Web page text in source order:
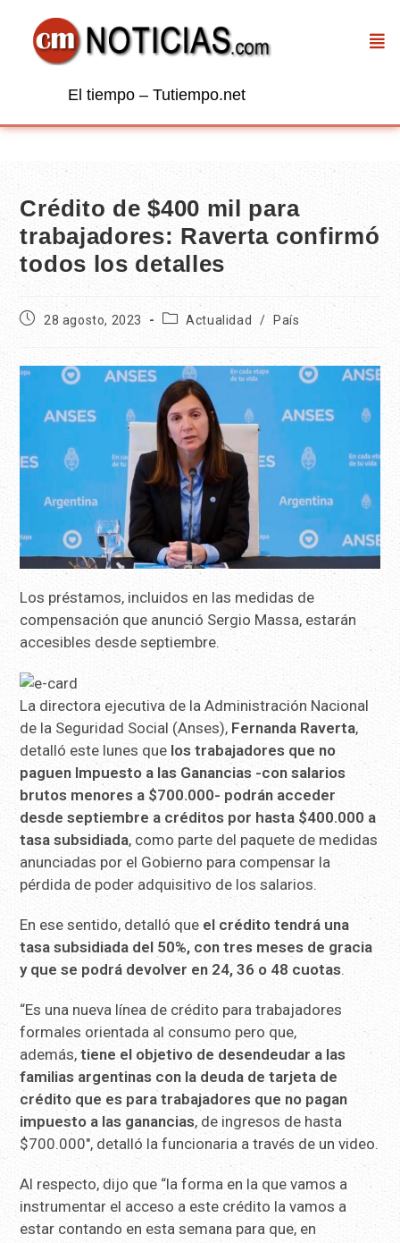
El tiempo – Tutiempo.net
Crédito de $400 mil para
trabajadores: Raverta confirmó
todos los detalles
28 agosto, 2023 Actualidad / País
Los préstamos, incluidos en las medidas de
compensación que anunció Sergio Massa, estarán
accesibles desde septiembre.
La directora ejecutiva de la Administración Nacional
de la Seguridad Social (Anses), Fernanda Raverta,
detalló este lunes que los trabajadores que no
paguen Impuesto a las Ganancias -con salarios
brutos menores a $700.000- podrán acceder
desde septiembre a créditos por hasta $400.000 a
tasa subsidiada, como parte del paquete de medidas
anunciadas por el Gobierno para compensar la
pérdida de poder adquisitivo de los salarios.
En ese sentido, detalló que el crédito tendrá una
tasa subsidiada del 50%, con tres meses de gracia
y que se podrá devolver en 24, 36 o 48 cuotas.
“Es una nueva línea de crédito para trabajadores
formales orientada al consumo pero que,
además,tiene el objetivo de desendeudar a las
familias argentinas con la deuda de tarjeta de
crédito que es para trabajadores que no pagan
impuesto a las ganancias, de ingresos de hasta
$700.000″, detalló la funcionaria a través de un video.
Al respecto, dijo que “la forma en la que vamos a
instrumentar el acceso a este crédito la vamos a
estar contando en esta semana para que, en